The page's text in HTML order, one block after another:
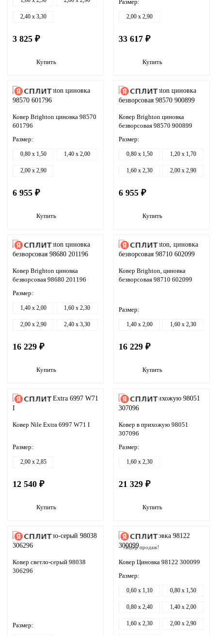
2,40 x 3,30
3 825 ₽
Купить
Размер:
2,00 x 2,90
33 617 ₽
Купить
Ковер Brighton циновка 98570
601796
Размер:
0,80 x 1,50 1,40 x 2,00
2,00 x 2,90
6 955 ₽
Купить
Ковер Brighton циновка
безворсовая 98570 900899
Размер:
0,80 x 1,50 1,20 x 1,70
1,60 x 2,30 2,00 x 2,90
6 955 ₽
Купить
Ковер Brighton циновка
безворсовая 98680 201196
Размер:
1,40 x 2,00 1,60 x 2,30
2,00 x 2,90 2,40 x 3,30
16 229 ₽
Купить
Ковер Brighton, циновка
безворсовая 98710 602099
Размер:
1,40 x 2,00 1,60 x 2,30
16 229 ₽
Купить
Ковер Nile Extra 6997 W71 I
Размер:
2,00 x 2,85
12 540 ₽
Купить
Ковер в прихожую 98051
307096
Размер:
1,60 x 2,30
21 329 ₽
Купить
Ковер светло-серый 98038
306296
Размер:
Лидер продаж!
Ковер Циновка 98122 300099
Размер:
0,60 x 1,10 0,80 x 1,50
0,80 x 2,40 1,40 x 2,00
1,60 x 2,30 2,00 x 2,90